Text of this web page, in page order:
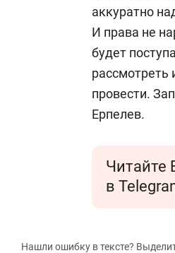
аккуратно
И права не
будет
рассмотреть
провести.
Ерпелев.
Читайте
в
Нашли ошибку в тексте?